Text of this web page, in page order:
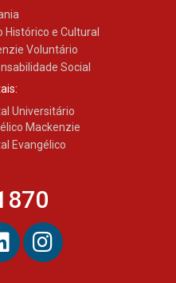
Histórico e Cultural
Voluntário
Social
Universitário
Mackenzie
Evangélico